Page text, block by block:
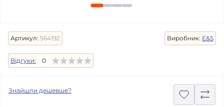
Артикул: 564192 Виробник: E&S
Відгуки: 0
Знайшли дешевше?